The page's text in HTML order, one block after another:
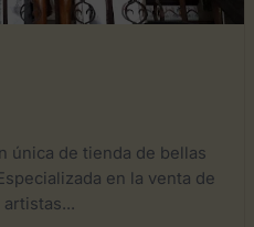
única de tienda de bellas
en la venta de